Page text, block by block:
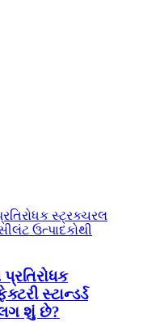
સ્ટાન્ડર્ડ
શું છે?